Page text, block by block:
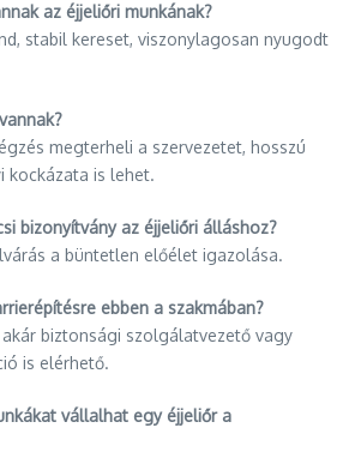
az éjjeliőri munkának?
stabil kereset, viszonylagosan nyugodt
megterheli a szervezetet, hosszú
kockázata is lehet.
bizonyítvány az éjjeliőri álláshoz?
a büntetlen előélet igazolása.
ebben a szakmában?
biztonsági szolgálatvezető vagy
is elérhető.
vállalhat egy éjjeliőr a